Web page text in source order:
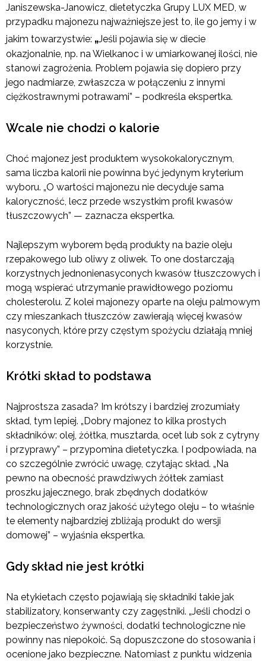
Janiszewska-Janowicz, dietetyczka Grupy LUX MED, w
przypadku majonezu najważniejsze jest to, ile go jemy i w
jakim towarzystwie: „Jeśli pojawia się w diecie
okazjonalnie, np. na Wielkanoc i w umiarkowanej ilości, nie
stanowi zagrożenia. Problem pojawia się dopiero przy
jego nadmiarze, zwłaszcza w połączeniu z innymi
ciężkostrawnymi potrawami” – podkreśla ekspertka.
Wcale nie chodzi o kalorie
Choć majonez jest produktem wysokokalorycznym,
sama liczba kalorii nie powinna być jedynym kryterium
wyboru. „O wartości majonezu nie decyduje sama
kaloryczność, lecz przede wszystkim profil kwasów
tłuszczowych” — zaznacza ekspertka.
Najlepszym wyborem będą produkty na bazie oleju
rzepakowego lub oliwy z oliwek. To one dostarczają
korzystnych jednonienasyconych kwasów tłuszczowych i
mogą wspierać utrzymanie prawidłowego poziomu
cholesterolu. Z kolei majonezy oparte na oleju palmowym
czy mieszankach tłuszczów zawierają więcej kwasów
nasyconych, które przy częstym spożyciu działają mniej
korzystnie.
Krótki skład to podstawa
Najprostsza zasada? Im krótszy i bardziej zrozumiały
skład, tym lepiej. „Dobry majonez to kilka prostych
składników: olej, żółtka, musztarda, ocet lub sok z cytryny
i przyprawy” – przypomina dietetyczka. I podpowiada, na
co szczególnie zwrócić uwagę, czytając skład. „Na
pewno na obecność prawdziwych żółtek zamiast
proszku jajecznego, brak zbędnych dodatków
technologicznych oraz jakość użytego oleju – to właśnie
te elementy najbardziej zbliżają produkt do wersji
domowej” – wyjaśnia ekspertka.
Gdy skład nie jest krótki
Na etykietach często pojawiają się składniki takie jak
stabilizatory, konserwanty czy zagęstniki. „Jeśli chodzi o
bezpieczeństwo żywności, dodatki technologiczne nie
powinny nas niepokoić. Są dopuszczone do stosowania i
ocenione jako bezpieczne. Natomiast z punktu widzenia